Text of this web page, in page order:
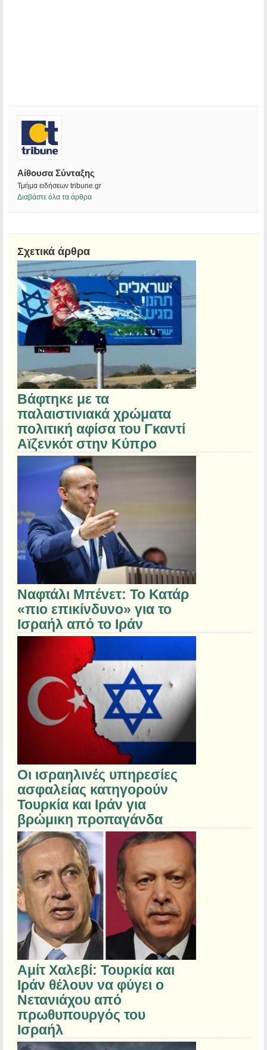
Αίθουσα Σύνταξης
Τμήμα ειδήσεων tribune.gr
Διαβάστε όλα τα άρθρα
Σχετικά άρθρα
Βάφτηκε με τα
παλαιστινιακά χρώματα
πολιτική αφίσα του Γκαντί
Αϊζενκότ στην Κύπρο
Ναφτάλι Μπένετ: Το Κατάρ
«πιο επικίνδυνο» για το
Ισραήλ από το Ιράν
Οι ισραηλινές υπηρεσίες
ασφαλείας κατηγορούν
Τουρκία και Ιράν για
βρώμικη προπαγάνδα
Αμίτ Χαλεβί: Τουρκία και
Ιράν θέλουν να φύγει ο
Νετανιάχου από
πρωθυπουργός του
Ισραήλ